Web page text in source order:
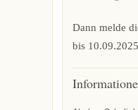
Dann melde
bis